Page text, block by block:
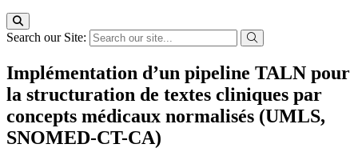
Search our Site:
Implémentation d’un pipeline TALN pour
la structuration de textes cliniques par
concepts médicaux normalisés (UMLS,
SNOMED-CT-CA)